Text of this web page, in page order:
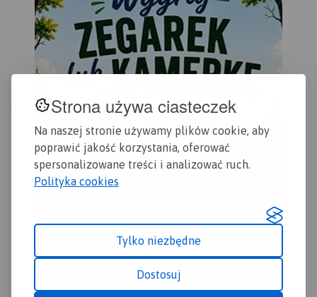
Strona używa ciasteczek
Na naszej stronie używamy plików cookie, aby
poprawić jakość korzystania, oferować
spersonalizowane treści i analizować ruch.
Polityka cookies
Tylko niezbędne
Dostosuj